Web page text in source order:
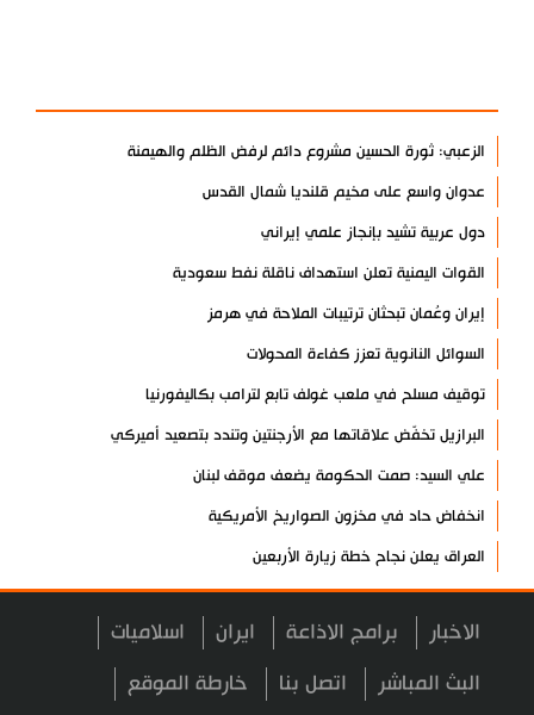
الزعبي: ثورة الحسين مشروع دائم لرفض الظلم والهيمنة
عدوان واسع على مخيم قلنديا شمال القدس
دول عربية تشيد بإنجاز علمي إيراني
القوات اليمنية تعلن استهداف ناقلة نفط سعودية
إيران وعُمان تبحثان ترتيبات الملاحة في هرمز
السوائل النانوية تعزز كفاءة المحولات
توقيف مسلح في ملعب غولف تابع لترامب بكاليفورنيا
البرازيل تخفّض علاقاتها مع الأرجنتين وتندد بتصعيد أميركي
علي السيد: صمت الحكومة يضعف موقف لبنان
انخفاض حاد في مخزون الصواريخ الأمريكية
العراق يعلن نجاح خطة زيارة الأربعين
رضائي: إيران جاهزة للدفاع عن سيادتها
رئيس بلدية طهران يلتقي مع متولي العتبة الحسينية ومحافظ كربلاء
تقرير مصور.. مراسم عزاء الأربعين بجوار مكان استشهاد الإمام
الاخبار برامج الاذاعة ايران اسلاميات
البث المباشر اتصل بنا خارطة الموقع